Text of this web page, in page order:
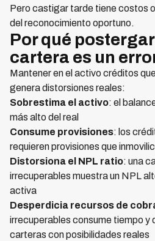
Pero castigar tarde tiene costos
del reconocimiento oportuno.
Por qué
cartera es un
Mantener en el activo créditos
genera distorsiones reales:
Sobrestima el activo: el
más alto del real
Consume provisiones: los
requieren provisiones que
Distorsiona el NPL ratio: una
irrecuperables muestra un NPL
activa
Desperdicia recursos de
irrecuperables consume tiempo y
carteras con posibilidades reales